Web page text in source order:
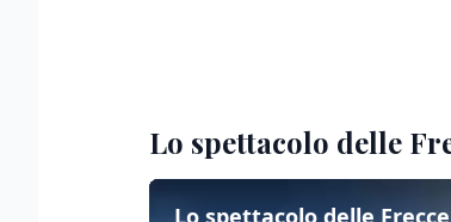
Lo spettacolo delle